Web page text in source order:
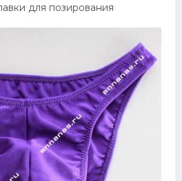
для позирования